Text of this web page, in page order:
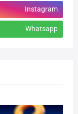
Instagram
Whatsapp